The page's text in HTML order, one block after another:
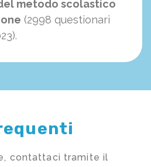
metodo scolastico
(2998 questionari
contattaci tramite il